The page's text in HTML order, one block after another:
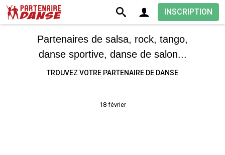
INSCRIPTION
Partenaires de salsa, rock, tango,
danse sportive, danse de salon...
TROUVEZ VOTRE PARTENAIRE DE DANSE
18 février